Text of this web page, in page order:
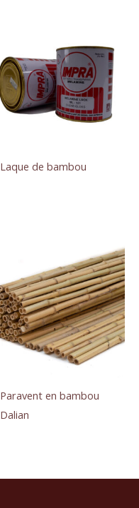
Laque de bambou
Paravent en bambou
Dalian